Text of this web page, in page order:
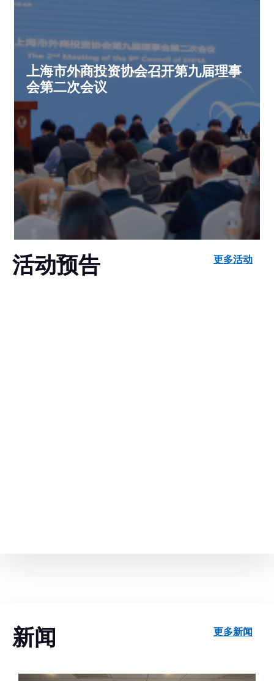
上海市外商投资协会召开第九届理事
会第二次会议
活动预告 更多活动
新闻 更多新闻